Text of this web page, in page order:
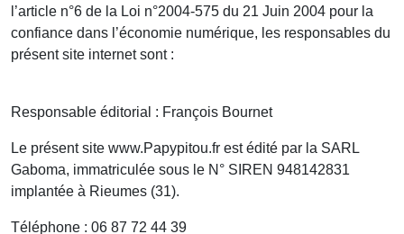
l’article n°6 de la Loi n°2004-575 du 21 Juin 2004 pour la
confiance dans l’économie numérique, les responsables du
présent site internet sont :
Responsable éditorial : François Bournet
Le présent site www.Papypitou.fr est édité par la SARL
Gaboma, immatriculée sous le N° SIREN 948142831
implantée à Rieumes (31).
Téléphone : 06 87 72 44 39